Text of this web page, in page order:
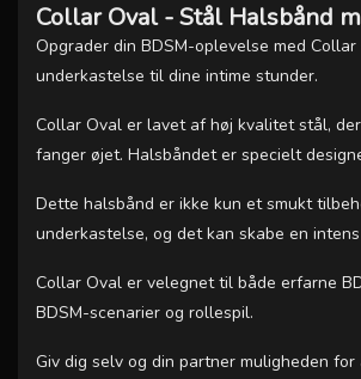
Collar Oval - Stål Halsbånd
Opgrader din BDSM-oplevelse med
underkastelse til dine intime stunder.
Collar Oval er lavet af høj kvalitet stål,
fanger øjet. Halsbåndet er specielt
Dette halsbånd er ikke kun et smukt
underkastelse, og det kan skabe en
Collar Oval er velegnet til både erfarne
BDSM-scenarier og rollespil.
Giv dig selv og din partner muligheden